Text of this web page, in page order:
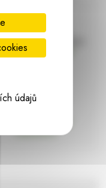
máme skladem
k odeslání
Zásilka pod
údajů